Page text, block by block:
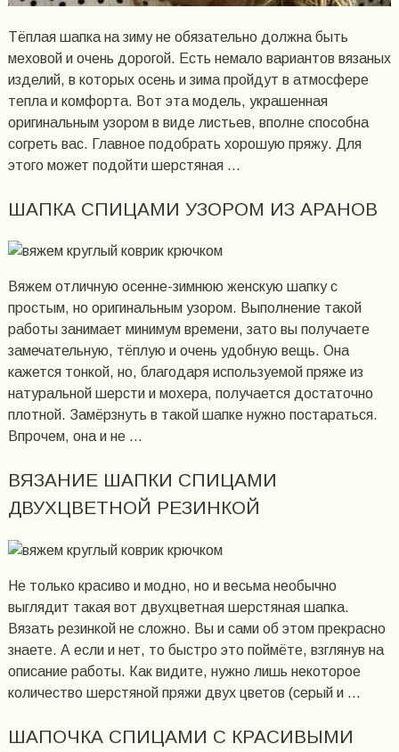
Тёплая шапка на зиму не обязательно должна быть
меховой и очень дорогой. Есть немало вариантов вязаных
изделий, в которых осень и зима пройдут в атмосфере
тепла и комфорта. Вот эта модель, украшенная
оригинальным узором в виде листьев, вполне способна
согреть вас. Главное подобрать хорошую пряжу. Для
этого может подойти шерстяная …
ШАПКА СПИЦАМИ УЗОРОМ ИЗ АРАНОВ
Вяжем отличную осенне-зимнюю женскую шапку с
простым, но оригинальным узором. Выполнение такой
работы занимает минимум времени, зато вы получаете
замечательную, тёплую и очень удобную вещь. Она
кажется тонкой, но, благодаря используемой пряже из
натуральной шерсти и мохера, получается достаточно
плотной. Замёрзнуть в такой шапке нужно постараться.
Впрочем, она и не …
ВЯЗАНИЕ ШАПКИ СПИЦАМИ
ДВУХЦВЕТНОЙ РЕЗИНКОЙ
Не только красиво и модно, но и весьма необычно
выглядит такая вот двухцветная шерстяная шапка.
Вязать резинкой не сложно. Вы и сами об этом прекрасно
знаете. А если и нет, то быстро это поймёте, взглянув на
описание работы. Как видите, нужно лишь некоторое
количество шерстяной пряжи двух цветов (серый и …
ШАПОЧКА СПИЦАМИ С КРАСИВЫМИ